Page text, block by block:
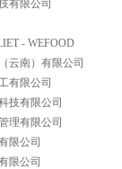
有限公司
- WEFOOD
云南）有限公司
有限公司
技有限公司
理有限公司
限公司
限公司